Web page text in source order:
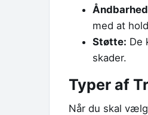
med at
Støtte: De
skader.
Typer af
Når du skal